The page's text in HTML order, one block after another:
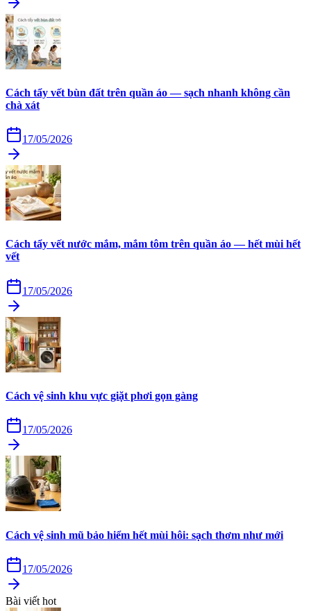
Cách tẩy vết bùn đất trên quần áo — sạch nhanh không cần
chà xát
17/05/2026
Cách tẩy vết nước mắm, mắm tôm trên quần áo — hết mùi hết
vết
17/05/2026
Cách vệ sinh khu vực giặt phơi gọn gàng
17/05/2026
Cách vệ sinh mũ bảo hiểm hết mùi hôi: sạch thơm như mới
17/05/2026
Bài viết hot